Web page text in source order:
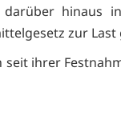
hinaus
zur Last
ihrer